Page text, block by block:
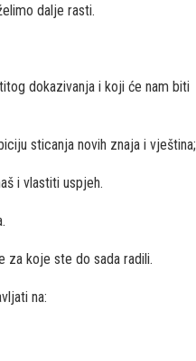
dalje rasti.
dokazivanja i koji će nam biti
sticanja novih znaja i vještina;
i vlastiti uspjeh.
za koje ste do sada radili.
na: